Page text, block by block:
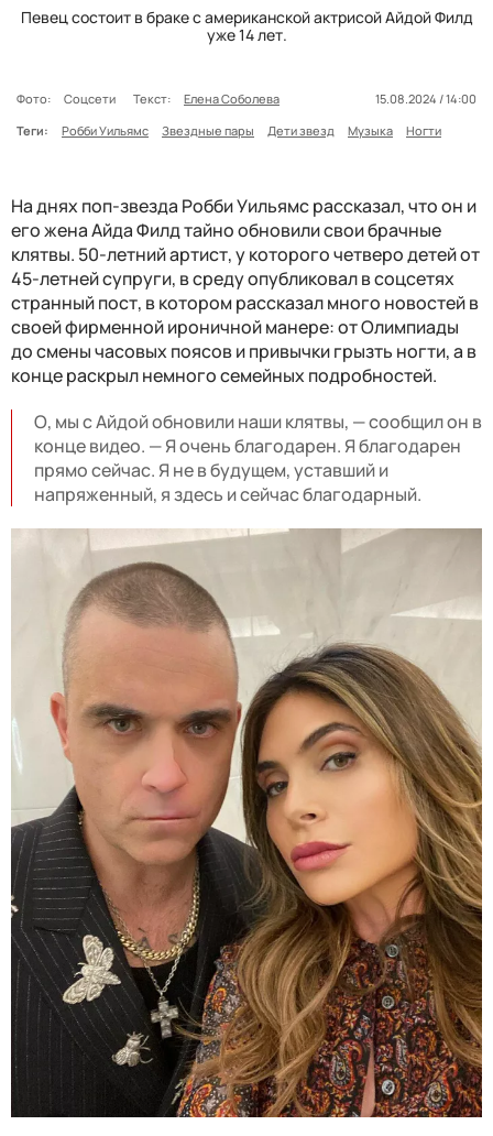
Певец состоит в браке с американской актрисой Айдой Филд
уже 14 лет.
Фото: Соцсети Текст: Елена Соболева
15.08.2024 / 14:00
Теги:
Робби Уильямс Звездные пары Дети звезд Музыка Ногти
На днях поп-звезда Робби Уильямс рассказал, что он и
его жена Айда Филд тайно обновили свои брачные
клятвы. 50-летний артист, у которого четверо детей от
45-летней супруги, в среду опубликовал в соцсетях
странный пост, в котором рассказал много новостей в
своей фирменной ироничной манере: от Олимпиады
до смены часовых поясов и привычки грызть ногти, а в
конце раскрыл немного семейных подробностей.
О, мы с Айдой обновили наши клятвы, — сообщил он в
конце видео. — Я очень благодарен. Я благодарен
прямо сейчас. Я не в будущем, уставший и
напряженный, я здесь и сейчас благодарный.